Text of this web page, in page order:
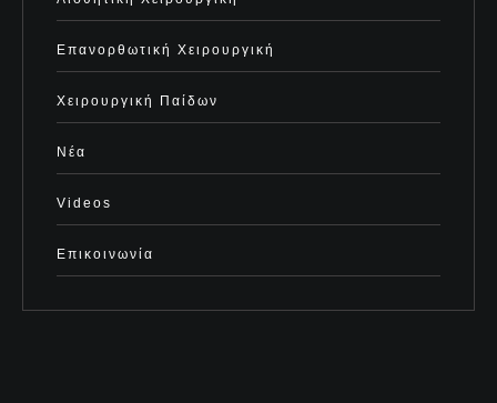
Επανορθωτική Χειρουργική
Χειρουργική Παίδων
Νέα
Videos
Επικοινωνία